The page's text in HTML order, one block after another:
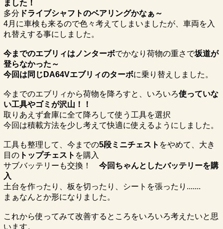
ました！
多分 ドライブシャフトのベアリングかなぁ～
4月に車検も来るので色々考えてしまいましたが、車両を入
れ替えする事にしました。
今までのエブリィはノンターボでかなり荷物の重さで坂道が
登らなかった～
今回は同じDA64Vエブリィのターボに乗り替えしました。
今までのエブリィから荷物を降ろすと、いろいろ使っていな
い工具やゴミが沢山！！
取りあえず倉庫に全て降ろして使う工具を選択
今回は積載方法を少し考えて快適に使えるようにしました。
工具も整理して、今までの5段ミニチェスト をやめて、大き
目のトップチェスト を購入
サブバッテリーも交換！ 今回ちゃんとしたバッテリーを購
入
土台を作ったり、板を切ったり、シートを張ったり.......
まぁなんとか形になりました。
これから使ってみて改善するところをいろいろ考えたいと思
います。